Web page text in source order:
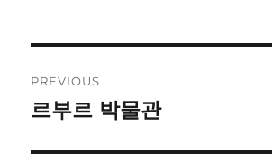
navigation
PREVIOUS
Previous
르부르 박물관